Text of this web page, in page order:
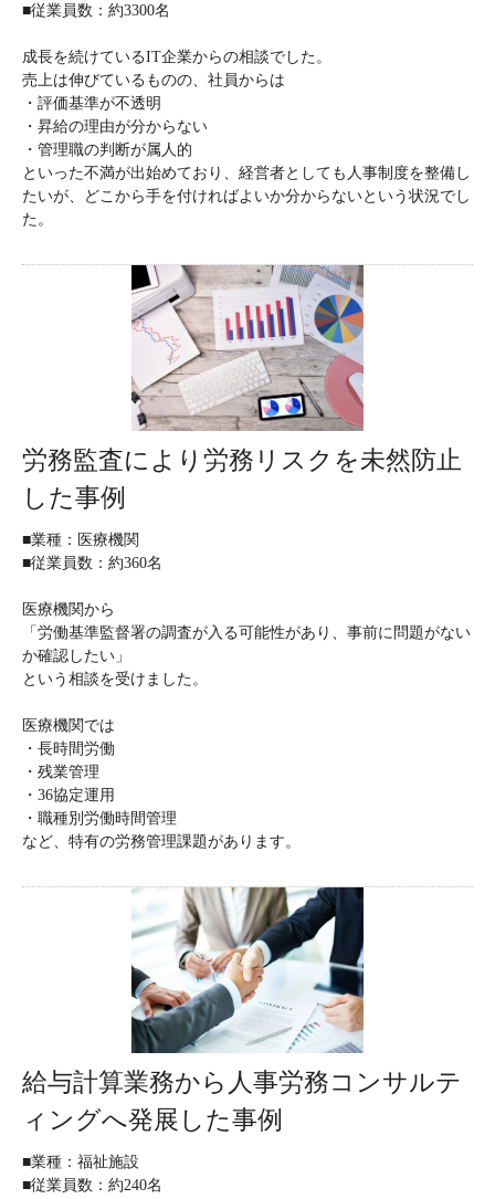
■従業員数：約3300名
成長を続けているIT企業からの相談でした。
売上は伸びているものの、社員からは
・評価基準が不透明
・昇給の理由が分からない
・管理職の判断が属人的
といった不満が出始めており、経営者としても人事制度を整備し
たいが、どこから手を付ければよいか分からないという状況でし
た。
労務監査により労務リスクを未然防止
した事例
■業種：医療機関
■従業員数：約360名
医療機関から
「労働基準監督署の調査が入る可能性があり、事前に問題がない
か確認したい」
という相談を受けました。
医療機関では
・長時間労働
・残業管理
・36協定運用
・職種別労働時間管理
など、特有の労務管理課題があります。
給与計算業務から人事労務コンサルテ
ィングへ発展した事例
■業種：福祉施設
■従業員数：約240名